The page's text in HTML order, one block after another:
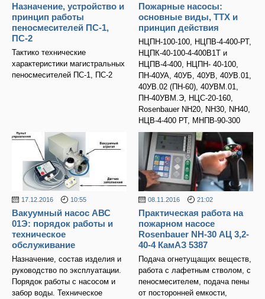
Назначение, устройство и
принцип работы
пеносмесителей ПС-1,
ПС-2
Тактико технические
характеристики магистральных
пеносмесителей ПС-1, ПС-2
Пожарные насосы:
основные виды, ТТХ и
принцип действия
НЦПН-100-100, НЦПВ-4-400-РТ,
НЦПК-40-100-4-400В1Т и
НЦПВ-4-400, НЦПН- 40-100,
ПН-40УА, 40УБ, 40УВ, 40УВ.01,
40УВ.02 (ПН-60), 40УВМ.01,
ПН-40УВМ.Э, НЦС-20-160,
Rosenbauer NH20, NH30, NH40,
НЦВ-4-400 РТ, МНПВ-90-300
17.12.2016 10:55
Вакуумный насос АВС
01Э: порядок работы и
техническое
обслуживание
Назначение, состав изделия и
руководство по эксплуатации.
Порядок работы с насосом и
забор воды. Техническое
08.11.2016 21:02
Практическая работа на
пожарном насосе
Rosenbauer NH-30 АЦ 3,2-
40-4 КамАЗ 5387
Подача огнетущащих веществ,
работа с лафетным стволом, с
пеносмесителем, подача пены
от посторонней емкости,